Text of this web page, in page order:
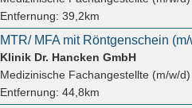
Entfernung: 39,2km
Klinik Dr. Hancken GmbH
Medizinische Fachangestellte (m/w/d)
Entfernung: 44,8km